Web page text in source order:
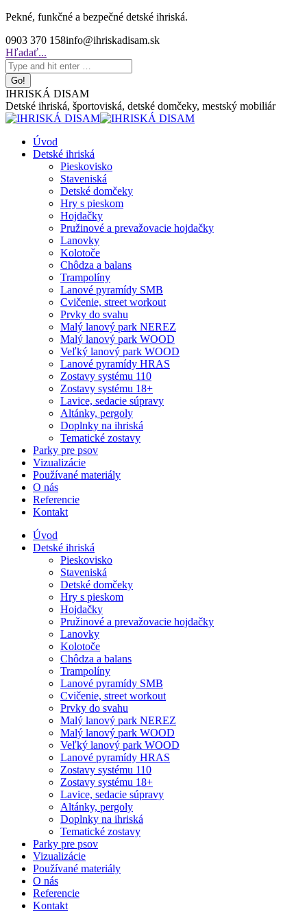
Skip
content
Pekné, funkčné a bezpečné detské ihriská.
0903 370 158info@ihriskadisam.sk
Search:
Hľadať...
IHRISKÁ DISAM
Detské ihriská, športoviská, detské domčeky, mestský mobiliár
Úvod
Detské ihriská
Pieskovisko
Staveniská
Detské domčeky
Hry s pieskom
Hojdačky
Pružinové a prevažovacie hojdačky
Lanovky
Kolotoče
Chôdza a balans
Trampolíny
Lanové pyramídy SMB
Cvičenie, street workout
Prvky do svahu
Malý lanový park NEREZ
Malý lanový park WOOD
Veľký lanový park WOOD
Lanové pyramídy HRAS
Zostavy systému 110
Zostavy systému 18+
Lavice, sedacie súpravy
Altánky, pergoly
Doplnky na ihriská
Tematické zostavy
Parky pre psov
Vizualizácie
Používané materiály
O nás
Referencie
Kontakt
Úvod
Detské ihriská
Pieskovisko
Staveniská
Detské domčeky
Hry s pieskom
Hojdačky
Pružinové a prevažovacie hojdačky
Lanovky
Kolotoče
Chôdza a balans
Trampolíny
Lanové pyramídy SMB
Cvičenie, street workout
Prvky do svahu
Malý lanový park NEREZ
Malý lanový park WOOD
Veľký lanový park WOOD
Lanové pyramídy HRAS
Zostavy systému 110
Zostavy systému 18+
Lavice, sedacie súpravy
Altánky, pergoly
Doplnky na ihriská
Tematické zostavy
Parky pre psov
Vizualizácie
Používané materiály
O nás
Referencie
Kontakt